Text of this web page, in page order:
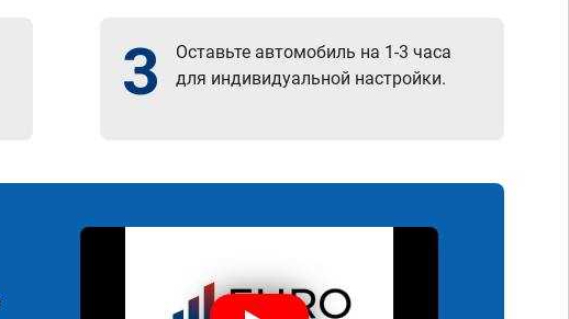
3
Оставьте автомобиль на 1-3 часа
для индивидуальной настройки.